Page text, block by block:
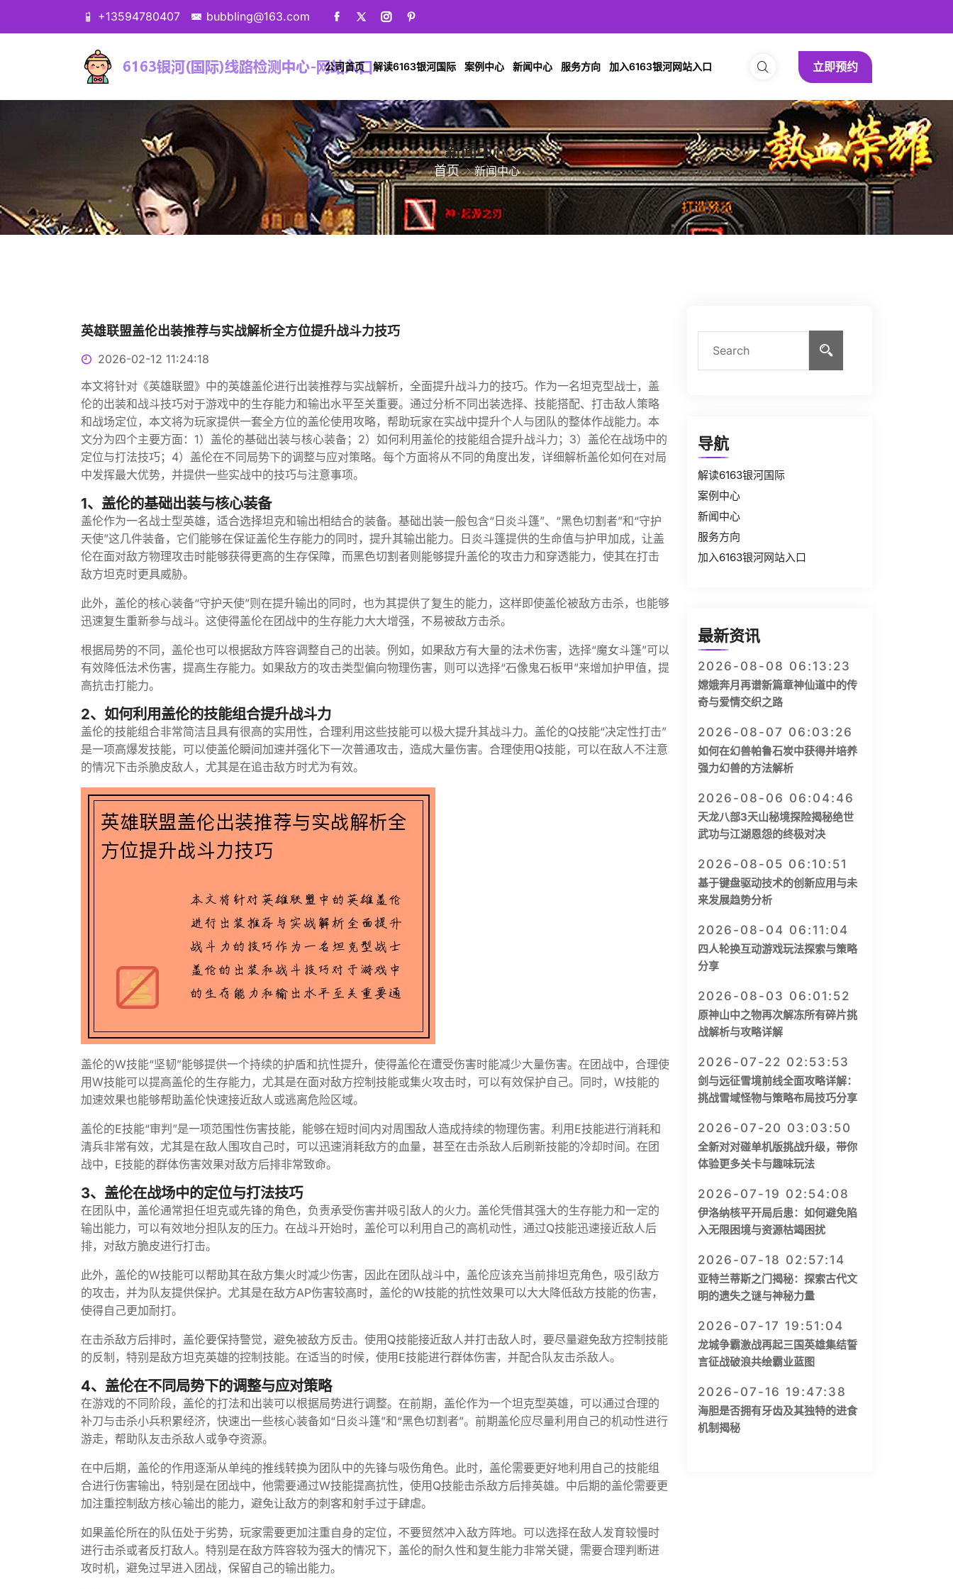
+13594780407 bubbling@163.com
公司首页 解读6163银河国际 案例中心 新闻中心 服务方向 加入6163银河网站入口 立即预约
新闻中心
首页 新闻中心
英雄联盟盖伦出装推荐与实战解析全方位提升战斗力技巧
2026-02-12 11:24:18
本文将针对《英雄联盟》中的英雄盖伦进行出装推荐与实战解析，全面提升战斗力的技巧。作为一名坦克型战士，盖
伦的出装和战斗技巧对于游戏中的生存能力和输出水平至关重要。通过分析不同出装选择、技能搭配、打击敌人策略
和战场定位，本文将为玩家提供一套全方位的盖伦使用攻略，帮助玩家在实战中提升个人与团队的整体作战能力。本
文分为四个主要方面：1）盖伦的基础出装与核心装备；2）如何利用盖伦的技能组合提升战斗力；3）盖伦在战场中的
定位与打法技巧；4）盖伦在不同局势下的调整与应对策略。每个方面将从不同的角度出发，详细解析盖伦如何在对局
中发挥最大优势，并提供一些实战中的技巧与注意事项。
1、盖伦的基础出装与核心装备
盖伦作为一名战士型英雄，适合选择坦克和输出相结合的装备。基础出装一般包含“日炎斗篷”、“黑色切割者”和“守护
天使”这几件装备，它们能够在保证盖伦生存能力的同时，提升其输出能力。日炎斗篷提供的生命值与护甲加成，让盖
伦在面对敌方物理攻击时能够获得更高的生存保障，而黑色切割者则能够提升盖伦的攻击力和穿透能力，使其在打击
敌方坦克时更具威胁。
此外，盖伦的核心装备“守护天使”则在提升输出的同时，也为其提供了复生的能力，这样即使盖伦被敌方击杀，也能够
迅速复生重新参与战斗。这使得盖伦在团战中的生存能力大大增强，不易被敌方击杀。
根据局势的不同，盖伦也可以根据敌方阵容调整自己的出装。例如，如果敌方有大量的法术伤害，选择“魔女斗篷”可以
有效降低法术伤害，提高生存能力。如果敌方的攻击类型偏向物理伤害，则可以选择“石像鬼石板甲”来增加护甲值，提
高抗击打能力。
2、如何利用盖伦的技能组合提升战斗力
盖伦的技能组合非常简洁且具有很高的实用性，合理利用这些技能可以极大提升其战斗力。盖伦的Q技能“决定性打击”
是一项高爆发技能，可以使盖伦瞬间加速并强化下一次普通攻击，造成大量伤害。合理使用Q技能，可以在敌人不注意
的情况下击杀脆皮敌人，尤其是在追击敌方时尤为有效。
盖伦的W技能“坚韧”能够提供一个持续的护盾和抗性提升，使得盖伦在遭受伤害时能减少大量伤害。在团战中，合理使
用W技能可以提高盖伦的生存能力，尤其是在面对敌方控制技能或集火攻击时，可以有效保护自己。同时，W技能的
加速效果也能够帮助盖伦快速接近敌人或逃离危险区域。
盖伦的E技能“审判”是一项范围性伤害技能，能够在短时间内对周围敌人造成持续的物理伤害。利用E技能进行消耗和
清兵非常有效，尤其是在敌人围攻自己时，可以迅速消耗敌方的血量，甚至在击杀敌人后刷新技能的冷却时间。在团
战中，E技能的群体伤害效果对敌方后排非常致命。
3、盖伦在战场中的定位与打法技巧
在团队中，盖伦通常担任坦克或先锋的角色，负责承受伤害并吸引敌人的火力。盖伦凭借其强大的生存能力和一定的
输出能力，可以有效地分担队友的压力。在战斗开始时，盖伦可以利用自己的高机动性，通过Q技能迅速接近敌人后
排，对敌方脆皮进行打击。
此外，盖伦的W技能可以帮助其在敌方集火时减少伤害，因此在团队战斗中，盖伦应该充当前排坦克角色，吸引敌方
的攻击，并为队友提供保护。尤其是在敌方AP伤害较高时，盖伦的W技能的抗性效果可以大大降低敌方技能的伤害，
使得自己更加耐打。
在击杀敌方后排时，盖伦要保持警觉，避免被敌方反击。使用Q技能接近敌人并打击敌人时，要尽量避免敌方控制技能
的反制，特别是敌方坦克英雄的控制技能。在适当的时候，使用E技能进行群体伤害，并配合队友击杀敌人。
4、盖伦在不同局势下的调整与应对策略
在游戏的不同阶段，盖伦的打法和出装可以根据局势进行调整。在前期，盖伦作为一个坦克型英雄，可以通过合理的
补刀与击杀小兵积累经济，快速出一些核心装备如“日炎斗篷”和“黑色切割者”。前期盖伦应尽量利用自己的机动性进行
游走，帮助队友击杀敌人或争夺资源。
在中后期，盖伦的作用逐渐从单纯的推线转换为团队中的先锋与吸伤角色。此时，盖伦需要更好地利用自己的技能组
合进行伤害输出，特别是在团战中，他需要通过W技能提高抗性，使用Q技能击杀敌方后排英雄。中后期的盖伦需要更
加注重控制敌方核心输出的能力，避免让敌方的刺客和射手过于肆虐。
如果盖伦所在的队伍处于劣势，玩家需要更加注重自身的定位，不要贸然冲入敌方阵地。可以选择在敌人发育较慢时
进行击杀或者反打敌人。特别是在敌方阵容较为强大的情况下，盖伦的耐久性和复生能力非常关键，需要合理判断进
攻时机，避免过早进入团战，保留自己的输出能力。
导航
解读6163银河国际
案例中心
新闻中心
服务方向
加入6163银河网站入口
最新资讯
2026-08-08 06:13:23
嫦娥奔月再谱新篇章神仙道中的传
奇与爱情交织之路
2026-08-07 06:03:26
如何在幻兽帕鲁石炭中获得并培养
强力幻兽的方法解析
2026-08-06 06:04:46
天龙八部3天山秘境探险揭秘绝世
武功与江湖恩怨的终极对决
2026-08-05 06:10:51
基于键盘驱动技术的创新应用与未
来发展趋势分析
2026-08-04 06:11:04
四人轮换互动游戏玩法探索与策略
分享
2026-08-03 06:01:52
原神山中之物再次解冻所有碎片挑
战解析与攻略详解
2026-07-22 02:53:53
剑与远征雪境前线全面攻略详解：
挑战雪域怪物与策略布局技巧分享
2026-07-20 03:03:50
全新对对碰单机版挑战升级，带你
体验更多关卡与趣味玩法
2026-07-19 02:54:08
伊洛纳核平开局后患：如何避免陷
入无限困境与资源枯竭困扰
2026-07-18 02:57:14
亚特兰蒂斯之门揭秘：探索古代文
明的遗失之谜与神秘力量
2026-07-17 19:51:04
龙城争霸激战再起三国英雄集结誓
言征战破浪共绘霸业蓝图
2026-07-16 19:47:38
海胆是否拥有牙齿及其独特的进食
机制揭秘